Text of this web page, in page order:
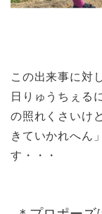
この出来事に対
日りゅうちぇる
の照れくさいけ
きていかれへん
す・・・